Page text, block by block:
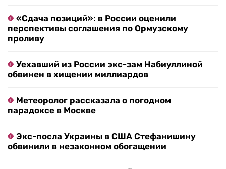
«Сдача позиций»: в России оценили
перспективы соглашения по Ормузскому
проливу
Уехавший из России экс-зам Набиуллиной
обвинен в хищении миллиардов
Метеоролог рассказала о погодном
парадоксе в Москве
Экс-посла Украины в США Стефанишину
обвинили в незаконном обогащении